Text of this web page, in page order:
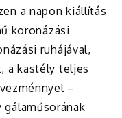
a napon kiállítás
koronázási
ruhájával,
a kastély teljes
–